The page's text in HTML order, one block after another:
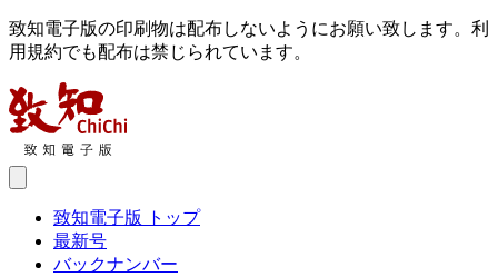
致知電子版の印刷物は配布しないようにお願い致します。利
用規約でも配布は禁じられています。
致知電子版 トップ
最新号
バックナンバー